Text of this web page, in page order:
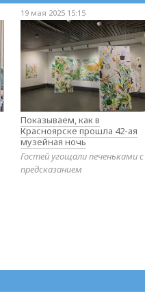
19 мая 2025 15:15
Показываем, как в
Красноярске прошла 42-ая
музейная ночь
Гостей угощали печеньками с
предсказанием